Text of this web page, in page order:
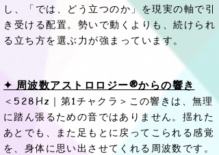
し、「では、どう立つのか」を現実の軸で引
き受ける配置。勢いで動くよりも、続けられ
る立ち方を選ぶ力が強まっています。
✦ 周波数アストロロジー®からの響き
＜528Hz｜第1チャクラ＞この響きは、無理
に踏ん張るための音ではありません。揺れた
あとでも、また足もとに戻ってこられる感覚
を、身体に思い出させてくれる周波数です。